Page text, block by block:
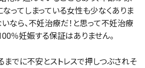
ってしまっている女性も少なくありま
なら、不妊治療だ！と思って不妊治療
％妊娠する保証はありません。
までに不安とストレスで押しつぶされそ